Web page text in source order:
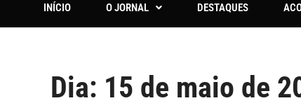
INÍCIO O JORNAL DESTAQUES
Dia: 15 de maio de